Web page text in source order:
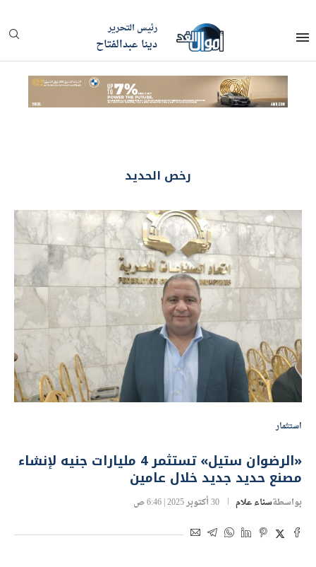
رئيس التحرير
دينا عبدالفتاح
رخص الحديد
استثمار
«الرضوان ستيل» تستثمر 4 مليارات جنيه لإنشاء
مصنع حديد جديد خلال عامين
بواسطةسناء علام 30 أكتوبر 2025 | 6:46 ص